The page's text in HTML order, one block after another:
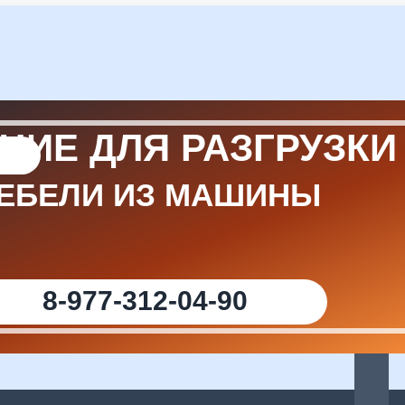
ДЛЯ РАЗГРУЗКИ
ИЗ МАШИНЫ
8-977-312-04-90